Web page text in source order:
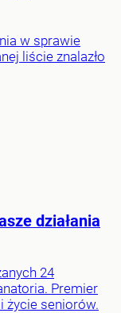
w sprawie
liście znalazło
działania
24
Premier
życie seniorów.